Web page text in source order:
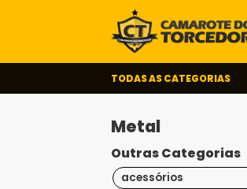
TODAS AS CATEGORIAS
Metal
Outras Categorias
acessórios